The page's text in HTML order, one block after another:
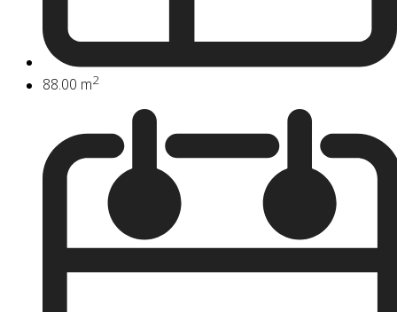
88.00 m2